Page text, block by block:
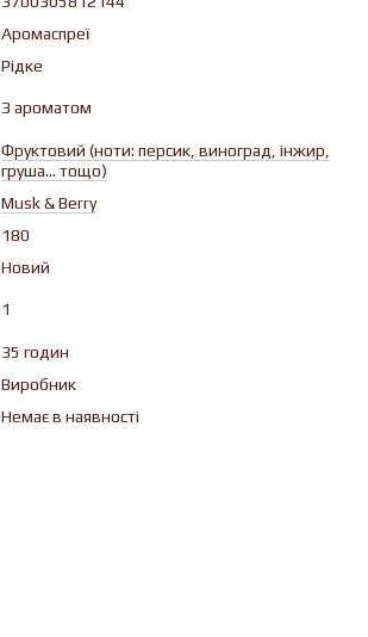
Аромаспреї
Рiдке
З ароматом
Фруктовий (ноти: персик, виноград, інжир,
груша... тощо)
Musk & Berry
180
Новий
1
35 годин
Виробник
Немає в наявності